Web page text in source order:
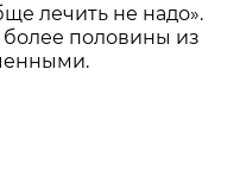
лечить не надо».
половины из